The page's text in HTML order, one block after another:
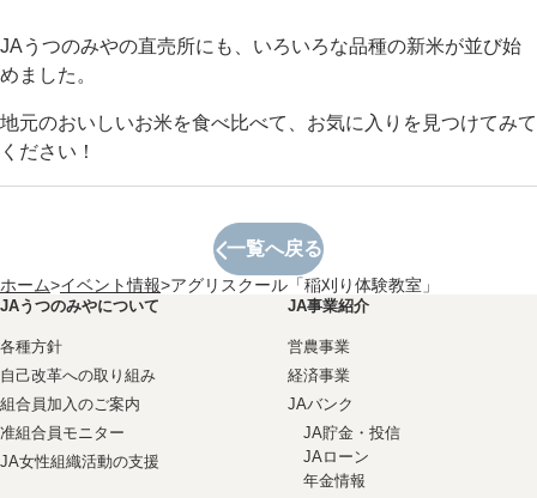
JAうつのみやの直売所にも、いろいろな品種の新米が並び始
めました。
地元のおいしいお米を食べ比べて、お気に入りを見つけてみて
ください！
一覧へ戻る
ホーム>イベント情報>アグリスクール「稲刈り体験教室」
JAうつのみやについて
各種方針
自己改革への取り組み
組合員加入のご案内
准組合員モニター
JA女性組織活動の支援
JA事業紹介
営農事業
経済事業
JAバンク
JA貯金・投信
JAローン
年金情報